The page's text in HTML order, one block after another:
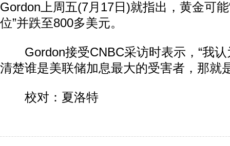
Gordon上周五(7月17日)就指出，黄金可
位”并跌至800多美元。
Gordon接受CNBC采访时表示，“我认
清楚谁是美联储加息最大的受害者，那就
校对：夏洛特